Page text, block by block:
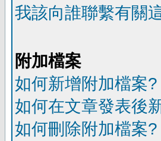
我該向誰聯繫有關
附加檔案
如何新增附加檔案?
如何在文章發表後
如何刪除附加檔案?